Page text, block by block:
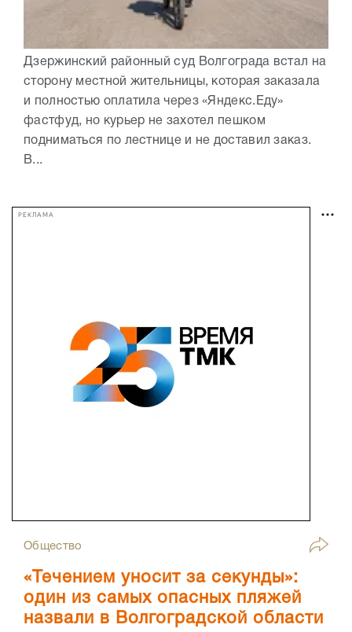
Дзержинский районный суд Волгограда встал на
сторону местной жительницы, которая заказала
и полностью оплатила через «Яндекс.Еду»
фастфуд, но курьер не захотел пешком
подниматься по лестнице и не доставил заказ.
В...
РЕКЛАМА
Общество
«Течением уносит за секунды»:
один из самых опасных пляжей
назвали в Волгоградской области